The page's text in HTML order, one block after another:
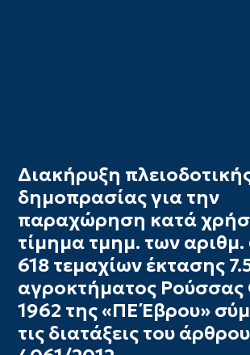
Διακήρυξη
δημοπρασίας για την
παραχώρηση κατά
τίμημα τμημ. των αριθμ.
618 τεμαχίων έκτασης
αγροκτήματος Ρούσσας
1962 της «ΠΕ Έβρου»
τις διατάξεις του